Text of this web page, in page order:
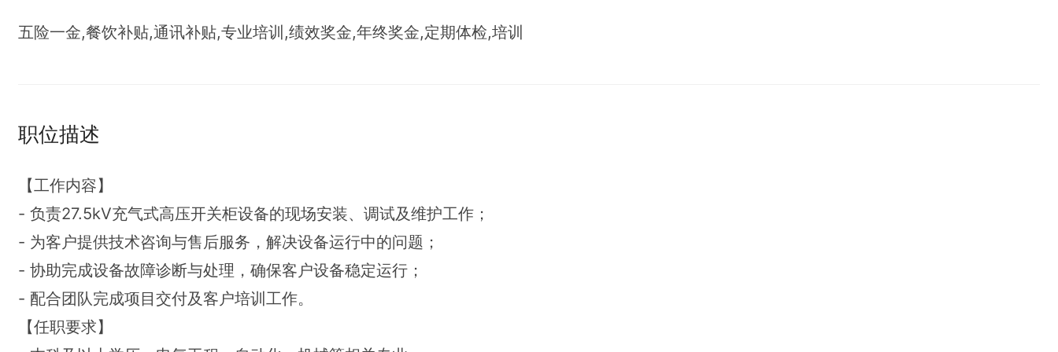
五险一金,餐饮补贴,通讯补贴,专业培训,绩效奖金,年终奖金,定期体检,培训
职位描述
【工作内容】
- 负责27.5kV充气式高压开关柜设备的现场安装、调试及维护工作；
- 为客户提供技术咨询与售后服务，解决设备运行中的问题；
- 协助完成设备故障诊断与处理，确保客户设备稳定运行；
- 配合团队完成项目交付及客户培训工作。
【任职要求】